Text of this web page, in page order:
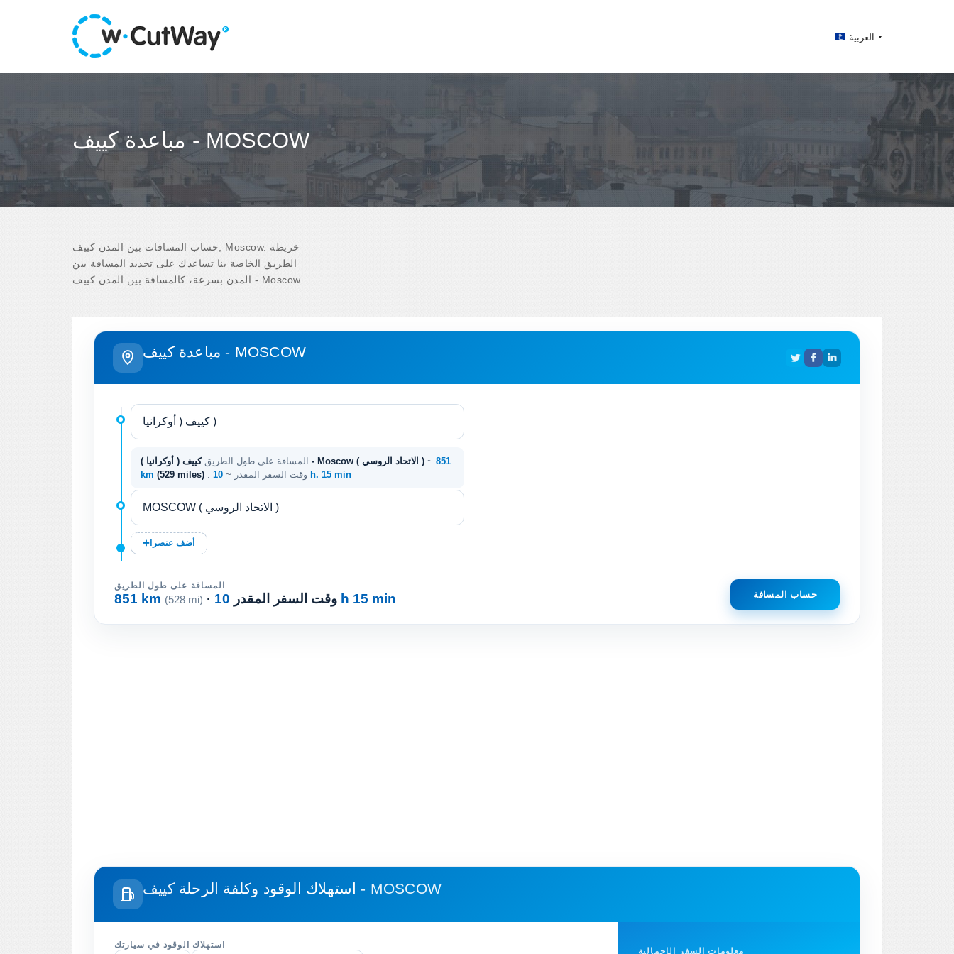
العربية
مباعدة كييف - MOSCOW
حساب المسافات بين المدن كييف, Moscow. خريطة
الطريق الخاصة بنا تساعدك على تحديد المسافة بين
المدن بسرعة، كالمسافة بين المدن كييف - Moscow.
مباعدة كييف - MOSCOW
المسافة على طول الطريق كييف ( أوكرانيا ) - Moscow ( الاتحاد الروسي ) ~ 851
km (529 miles) . وقت السفر المقدر ~ 10 h. 15 min
أضف عنصرا
المسافة على طول الطريق
851 km (528 mi) · وقت السفر المقدر 10 h 15 min حساب المسافة
استهلاك الوقود وكلفة الرحلة كييف - MOSCOW
استهلاك الوقود في سيارتك
معلومات السفر الإجمالية